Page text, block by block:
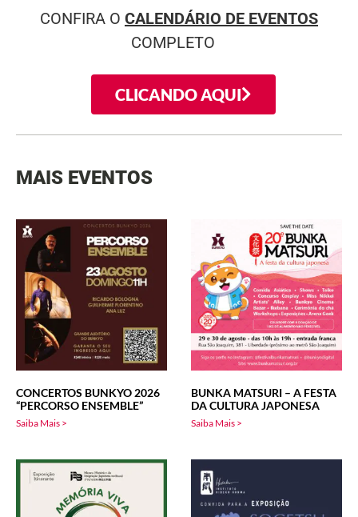
CONFIRA O CALENDÁRIO DE EVENTOS
COMPLETO
CLICANDO AQUI
MAIS EVENTOS
CONCERTOS BUNKYO 2026
“PERCORSO ENSEMBLE”
Saiba Mais >
BUNKA MATSURI – A FESTA
DA CULTURA JAPONESA
Saiba Mais >